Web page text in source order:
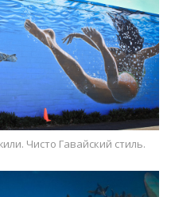
Чисто Гавайский стиль.